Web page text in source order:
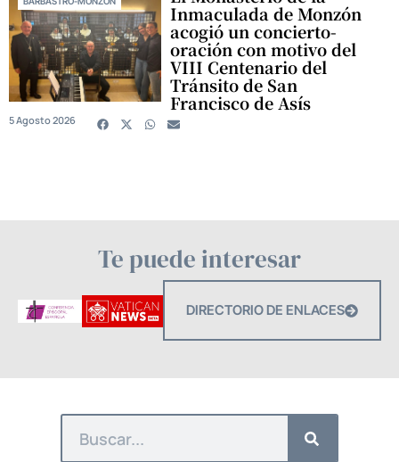
Inmaculada de Monzón
acogió un concierto-
oración con motivo del
VIII Centenario del
Tránsito de San
Francisco de Asís
5 Agosto 2026
Te puede interesar
DIRECTORIO DE ENLACES